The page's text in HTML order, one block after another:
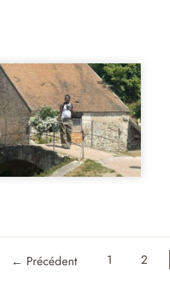
← Précédent 1 2